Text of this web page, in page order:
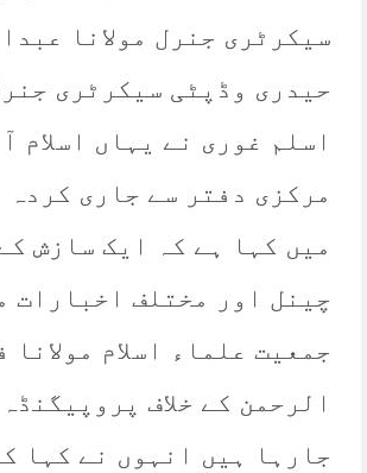
سیکرٹری جنرل مولانا
حیدری وڈپٹی سیکرٹری
اسلم غوری نے یہاں اسلام
مرکزی دفتر سے جاری کردہ
میں کہا ہے کہ ایک سازش
چینل اور مختلف اخبارات
جمعیت علماء اسلام مولانا
الرحمن کے خلاف
جارہا ہیں انہوں نے کہا